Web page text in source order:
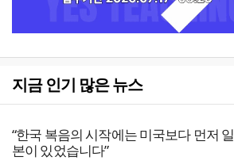
지금 인기 많은 뉴스
“한국 복음의 시작에는 미국보다 먼저 일
본이 있었습니다”